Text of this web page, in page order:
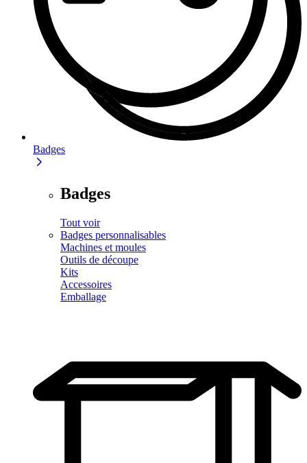
Badges
Badges
Tout voir
Badges personnalisables
Machines et moules
Outils de découpe
Kits
Accessoires
Emballage